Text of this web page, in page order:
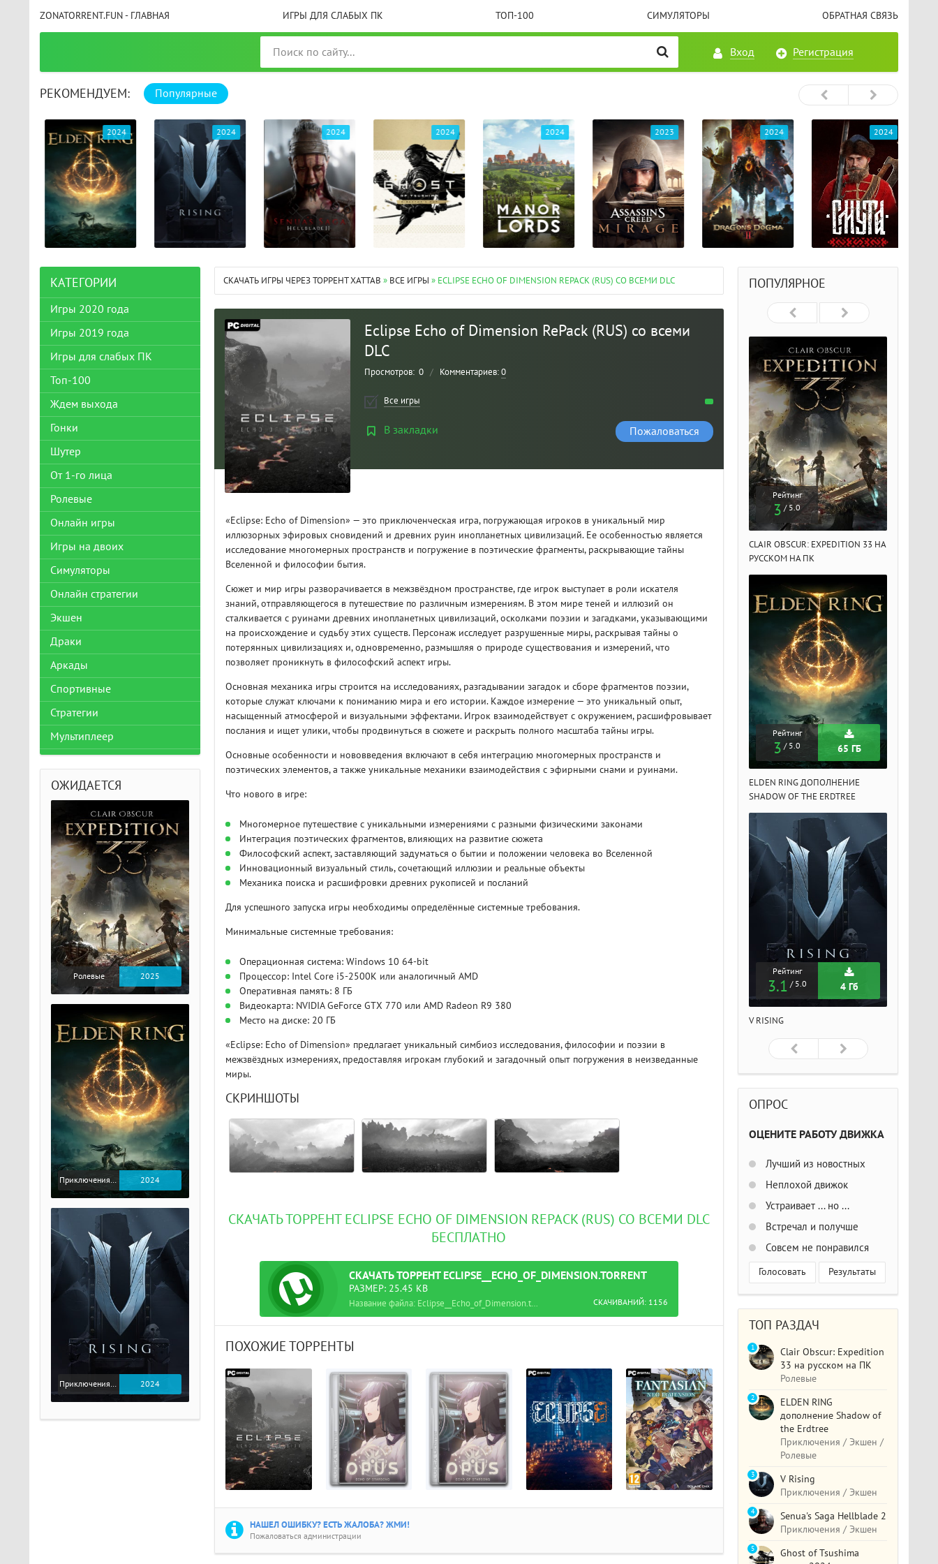
ZONATORRENT.FUN - ГЛАВНАЯ ИГРЫ ДЛЯ СЛАБЫХ ПК ТОП-100 СИМУЛЯТОРЫ ОБРАТНАЯ СВЯЗЬ
Вход Регистрация
РЕКОМЕНДУЕМ: Популярные
2024 2024 2024 2024 2024 2023 2024 2024
СКАЧАТЬ ИГРЫ ЧЕРЕЗ ТОРРЕНТ XATTAB » ВСЕ ИГРЫ » ECLIPSE ECHO OF DIMENSION REPACK (RUS) СО ВСЕМИ DLC
Eclipse Echo of Dimension RePack (RUS) со всеми
DLC
Просмотров: 0 / Комментариев:0
Все игры
В закладки Пожаловаться
«Eclipse: Echo of Dimension» — это приключенческая игра, погружающая игроков в уникальный мир
иллюзорных эфировых сновидений и древних руин инопланетных цивилизаций. Ее особенностью является
исследование многомерных пространств и погружение в поэтические фрагменты, раскрывающие тайны
Вселенной и философии бытия.
Сюжет и мир игры разворачивается в межзвёздном пространстве, где игрок выступает в роли искателя
знаний, отправляющегося в путешествие по различным измерениям. В этом мире теней и иллюзий он
сталкивается с руинами древних инопланетных цивилизаций, осколками поэзии и загадками, указывающими
на происхождение и судьбу этих существ. Персонаж исследует разрушенные миры, раскрывая тайны о
потерянных цивилизациях и, одновременно, размышляя о природе существования и измерений, что
позволяет проникнуть в философский аспект игры.
Основная механика игры строится на исследованиях, разгадывании загадок и сборе фрагментов поэзии,
которые служат ключами к пониманию мира и его истории. Каждое измерение — это уникальный опыт,
насыщенный атмосферой и визуальными эффектами. Игрок взаимодействует с окружением, расшифровывает
послания и ищет улики, чтобы продвинуться в сюжете и раскрыть полного масштаба тайны игры.
Основные особенности и нововведения включают в себя интеграцию многомерных пространств и
поэтических элементов, а также уникальные механики взаимодействия с эфирными снами и руинами.
Что нового в игре:
Многомерное путешествие с уникальными измерениями с разными физическими законами
Интеграция поэтических фрагментов, влияющих на развитие сюжета
Философский аспект, заставляющий задуматься о бытии и положении человека во Вселенной
Инновационный визуальный стиль, сочетающий иллюзии и реальные объекты
Механика поиска и расшифровки древних рукописей и посланий
Для успешного запуска игры необходимы определённые системные требования.
Минимальные системные требования:
Операционная система: Windows 10 64-bit
Процессор: Intel Core i5-2500K или аналогичный AMD
Оперативная память: 8 ГБ
Видеокарта: NVIDIA GeForce GTX 770 или AMD Radeon R9 380
Место на диске: 20 ГБ
«Eclipse: Echo of Dimension» предлагает уникальный симбиоз исследования, философии и поэзии в
межзвёздных измерениях, предоставляя игрокам глубокий и загадочный опыт погружения в неизведанные
миры.
СКРИНШОТЫ
СКАЧАТЬ ТОРРЕНТ ECLIPSE ECHO OF DIMENSION REPACK (RUS) СО ВСЕМИ DLC
БЕСПЛАТНО
СКАЧАТЬТОРРЕНТ ECLIPSE__ECHO_OF_DIMENSION.TORRENT
РАЗМЕР: 25.45 KB
СКАЧИВАНИЙ: 1156
Название файла: Eclipse__Echo_of_Dimension.torrent
ПОХОЖИЕ ТОРРЕНТЫ
НАШЕЛ ОШИБКУ? ЕСТЬ ЖАЛОБА? ЖМИ!
Пожаловаться администрации
КАТЕГОРИИ
Игры 2020 года
Игры 2019 года
Игры для слабых ПК
Топ-100
Ждем выхода
Гонки
Шутер
От 1-го лица
Ролевые
Онлайн игры
Игры на двоих
Симуляторы
Онлайн стратегии
Экшен
Драки
Аркады
Спортивные
Стратегии
Мультиплеер
ОЖИДАЕТСЯ
Ролевые 2025
Приключения / Экшен / Ролевые 2024
Приключения / Экшен 2024
ПОПУЛЯРНОЕ
CLAIR OBSCUR: EXPEDITION 33 НА
Рейтинг
3
CLAIR OBSCUR: EXPEDITION 33 НА
Рейтинг
3
Рейтинг
3 / 5.0
CLAIR OBSCUR: EXPEDITION 33 НА
РУССКОМ НА ПК
Рейтинг
3 / 5.0 65 ГБ
ELDEN RING ДОПОЛНЕНИЕ
SHADOW OF THE ERDTREE
Рейтинг
3.1 / 5.0 4 Гб
V RISING
ОПРОС
ОЦЕНИТЕ РАБОТУ ДВИЖКА
Лучший из новостных
Неплохой движок
Устраивает ... но ...
Встречал и получше
Совсем не понравился
Голосовать Результаты
ТОП РАЗДАЧ
Clair Obscur: Expedition
33 на русском на ПК
Ролевые
1
ELDEN RING
дополнение Shadow of
the Erdtree
Приключения / Экшен /
Ролевые
2
V Rising
Приключения / Экшен
3
Senua's Saga Hellblade 2
Приключения / Экшен
4
Ghost of Tsushima
5